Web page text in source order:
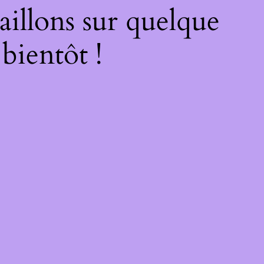
sur quelque
!